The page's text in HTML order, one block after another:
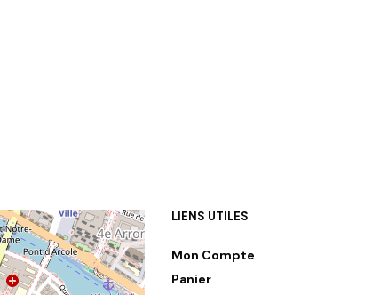
LIENS UTILES
Mon Compte
Panier